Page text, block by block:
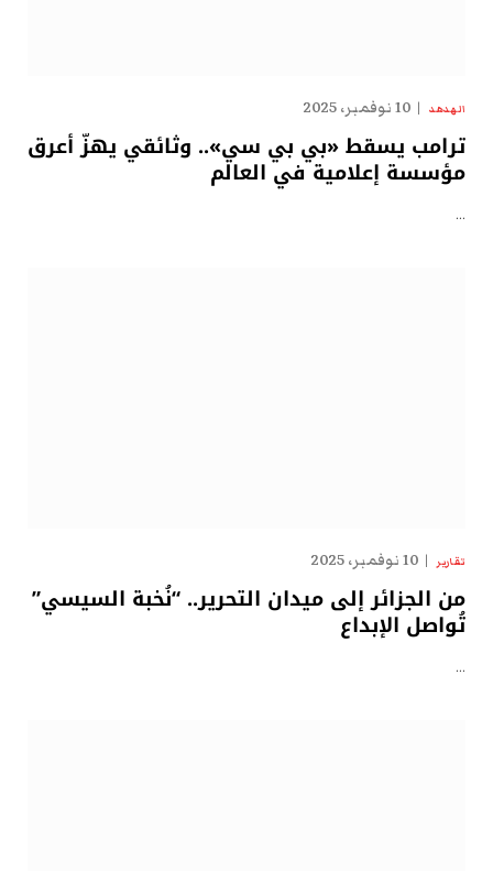
الهدهد 10 نوفمبر، 2025
ترامب يسقط «بي بي سي».. وثائقي يهزّ أعرق
مؤسسة إعلامية في العالم
…
تقارير 10 نوفمبر، 2025
من الجزائر إلى ميدان التحرير.. “نُخبة السيسي”
تُواصل الإبداع
…